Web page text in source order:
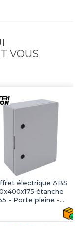
VOUS
électrique ABS
étanche
- Porte pleine -